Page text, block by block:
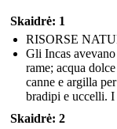
Skaidrė: 1
RISORSE
Gli Incas
rame; acqua
canne e argilla
bradipi e uccelli.
Skaidrė: 2